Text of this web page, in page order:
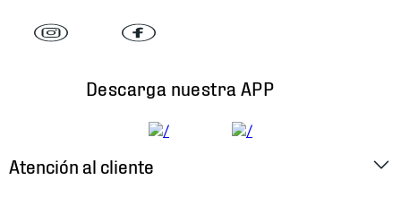
Descarga nuestra APP
Atención al cliente